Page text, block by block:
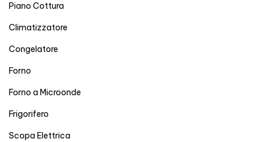
Piano Cottura
Climatizzatore
Congelatore
Forno
Forno a Microonde
Frigorifero
Scopa Elettrica